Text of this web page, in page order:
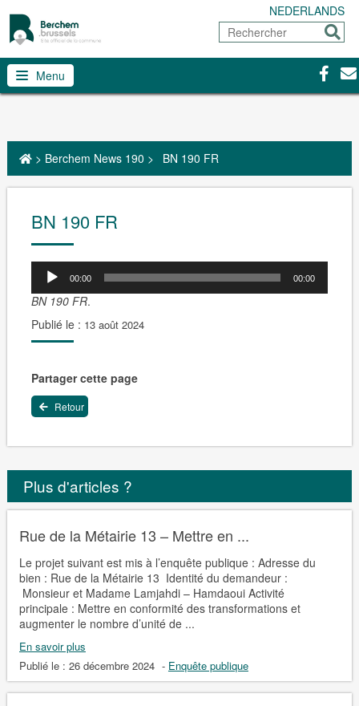
NEDERLANDS
Rechercher
Menu
> Berchem News 190 > BN 190 FR
BN 190 FR
00:00 00:00
BN 190 FR.
Publié le : 13 août 2024
Partager cette page
Retour
Plus d'articles ?
Rue de la Métairie 13 – Mettre en ...
Le projet suivant est mis à l’enquête publique : Adresse du
bien : Rue de la Métairie 13 Identité du demandeur :
Monsieur et Madame Lamjahdi – Hamdaoui Activité
principale : Mettre en conformité des transformations et
augmenter le nombre d’unité de ...
En savoir plus
Publié le : 26 décembre 2024 - Enquête publique